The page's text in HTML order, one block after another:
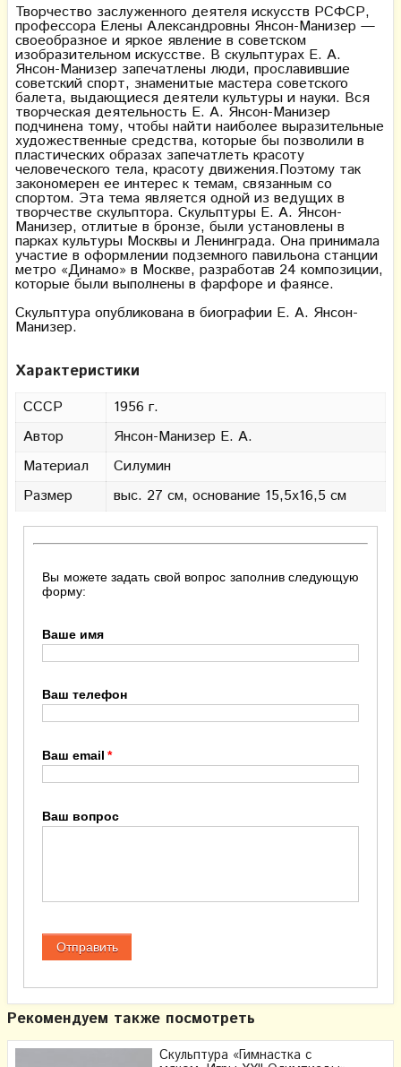
Творчество заслуженного деятеля искусств РСФСР,
профессора Елены Александровны Янсон-Манизер —
своеобразное и яркое явление в советском
изобразительном искусстве. В скульптурах Е. А.
Янсон-Манизер запечатлены люди, прославившие
советский спорт, знаменитые мастера советского
балета, выдающиеся деятели культуры и науки. Вся
творческая деятельность Е. А. Янсон-Манизер
подчинена тому, чтобы найти наиболее выразительные
художественные средства, которые бы позволили в
пластических образах запечатлеть красоту
человеческого тела, красоту движения.Поэтому так
закономерен ее интерес к темам, связанным со
спортом. Эта тема является одной из ведущих в
творчестве скульптора. Скульптуры Е. А. Янсон-
Манизер, отлитые в бронзе, были установлены в
парках культуры Москвы и Ленинграда. Она принимала
участие в оформлении подземного павильона станции
метро «Динамо» в Москве, разработав 24 композиции,
которые были выполнены в фарфоре и фаянсе.
Скульптура опубликована в биографии Е. А. Янсон-
Манизер.
Характеристики
СССР
1956 г.
Автор
Янсон-Манизер Е. А.
Материал
Силумин
Размер
выс. 27 см, основание 15,5х16,5 см
Вы можете задать свой вопрос заполнив следующую
форму:
Ваше имя
Ваш телефон
Ваш email
Ваш вопрос
Рекомендуем также посмотреть
Скульптура «Гимнастка с